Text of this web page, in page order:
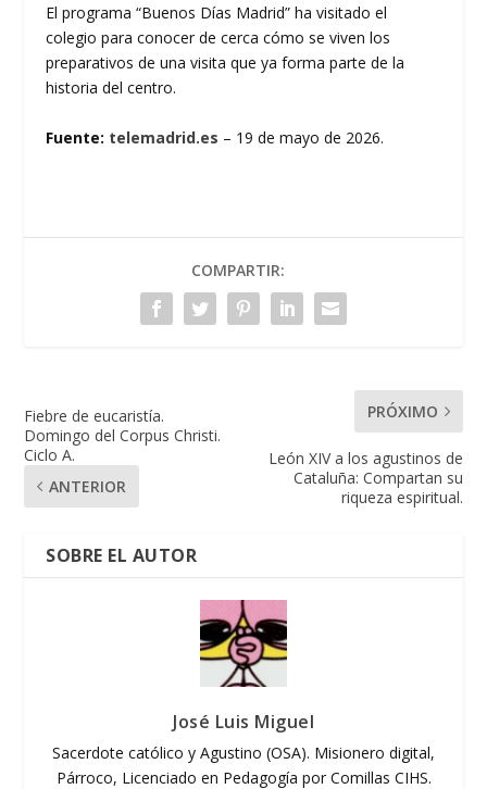
El programa “Buenos Días Madrid” ha visitado el
colegio para conocer de cerca cómo se viven los
preparativos de una visita que ya forma parte de la
historia del centro.
Fuente: telemadrid.es – 19 de mayo de 2026.
COMPARTIR:
Fiebre de eucaristía.
Domingo del Corpus Christi.
Ciclo A.
ANTERIOR
PRÓXIMO
León XIV a los agustinos de
Cataluña: Compartan su
riqueza espiritual.
SOBRE EL AUTOR
José Luis Miguel
Sacerdote católico y Agustino (OSA). Misionero digital,
Párroco, Licenciado en Pedagogía por Comillas CIHS.